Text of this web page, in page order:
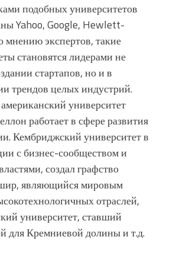
подобных университетов
Yahoo, Google, Hewlett-
мнению экспертов, такие
становятся лидерами не
стартапов, но и в
трендов целых индустрий.
университет
работает в сфере развития
Кембриджский университет в
с бизнес-сообществом и
создал графство
являющийся мировым
отраслей,
университет, ставший
для Кремниевой долины и т.д.